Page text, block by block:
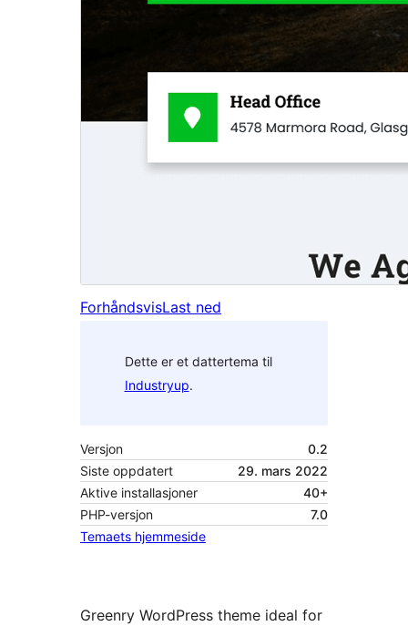
ForhåndsvisLast ned
Dette er et dattertema til
Industryup.
Versjon
0.2
Siste oppdatert
29. mars 2022
Aktive installasjoner
40+
PHP-versjon
7.0
Temaets hjemmeside
Greenry WordPress theme ideal for